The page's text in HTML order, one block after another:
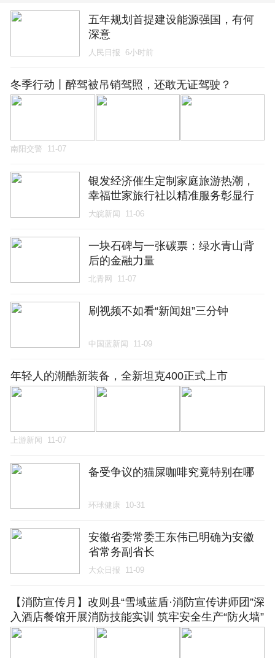
五年规划首提建设能源强国，有何
深意
人民日报 6小时前
冬季行动丨醉驾被吊销驾照，还敢无证驾驶？
南阳交警 11-07
银发经济催生定制家庭旅游热潮，
幸福世家旅行社以精准服务彰显行
业价值
大皖新闻 11-06
一块石碑与一张碳票：绿水青山背
后的金融力量
北青网 11-07
刷视频不如看“新闻姐”三分钟
中国蓝新闻 11-09
年轻人的潮酷新装备，全新坦克400正式上市
上游新闻 11-07
备受争议的猫屎咖啡究竟特别在哪
环球健康 10-31
安徽省委常委王东伟已明确为安徽
省常务副省长
大众日报 11-09
【消防宣传月】改则县“雪域蓝盾·消防宣传讲师团”深
入酒店餐馆开展消防技能实训 筑牢安全生产“防火墙”